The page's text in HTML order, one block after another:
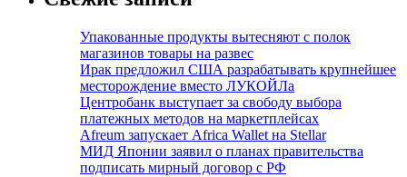
Упакованные продукты вытесняют с полок
магазинов товары на развес
Ирак предложил США разрабатывать крупнейшее
месторождение вместо ЛУКОЙЛа
Центробанк выступает за свободу выбора
платежных методов на маркетплейсах
Afreum запускает Africa Wallet на Stellar
МИД Японии заявил о планах правительства
подписать мирный договор с РФ